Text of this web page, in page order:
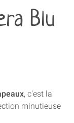
, c'est la
minutieuse